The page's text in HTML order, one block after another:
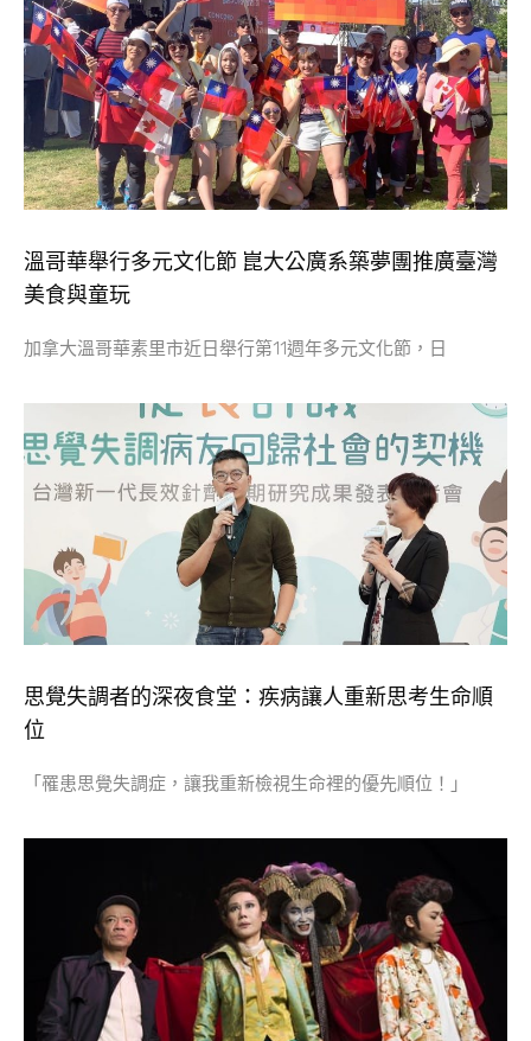
溫哥華舉行多元文化節 崑大公廣系築夢團推廣臺灣
美食與童玩
加拿大溫哥華素里市近日舉行第11週年多元文化節，日
思覺失調者的深夜食堂：疾病讓人重新思考生命順
位
「罹患思覺失調症，讓我重新檢視生命裡的優先順位！」